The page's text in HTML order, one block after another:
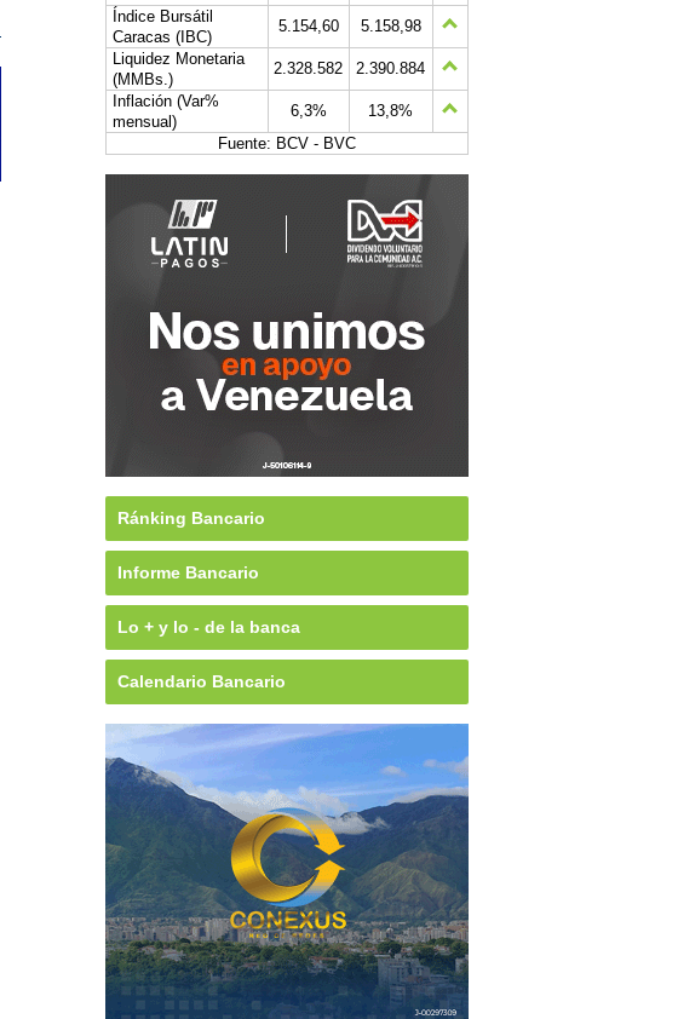
Índice Bursátil
Caracas (IBC)
5.154,60
5.158,98
Liquidez Monetaria
(MMBs.)
2.328.582
2.390.884
Inflación (Var%
mensual)
6,3%
13,8%
Fuente: BCV - BVC
Ránking Bancario
Informe Bancario
Lo + y lo - de la banca
Calendario Bancario